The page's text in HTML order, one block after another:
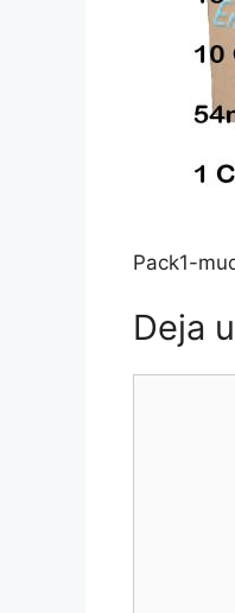
Pack1-
Deja